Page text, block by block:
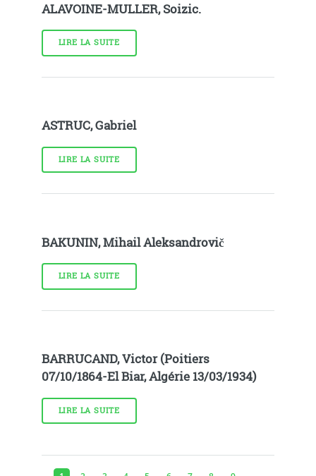
ALAVOINE-MULLER, Soizic.
LIRE LA SUITE
ASTRUC, Gabriel
LIRE LA SUITE
BAKUNIN, Mihail Aleksandrovič
LIRE LA SUITE
BARRUCAND, Victor (Poitiers
07/10/1864-El Biar, Algérie 13/03/1934)
LIRE LA SUITE